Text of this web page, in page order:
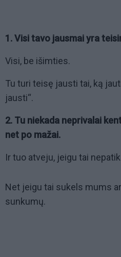
1. Visi tavo jausmai yra
Visi, be išimties.
Tu turi teisę jausti tai, ką
jausti“.
2. Tu niekada neprivalai
net po mažai.
Ir tuo atveju, jeigu tai
Net jeigu tai sukels mums
sunkumų.